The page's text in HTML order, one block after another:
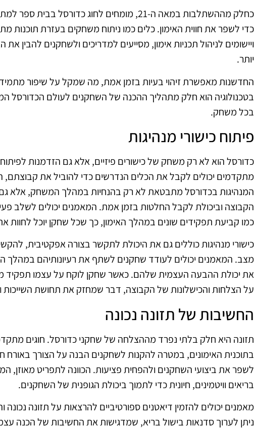
כחלק מההשתלבות במאה ה-21, מומחים לחוג כדורסל
כדי לשפר את חווית האימון. כלים כמו ניתוח משחקים בעזרת תוכנות
ויישומים לניהול תכניות אימון, מסייעים למדריכים ולשחקנים להבין
יותר.
החדשנות מאפשרת זיהוי בעיות בזמן אמת, מה שמקל על שיפור
בטכנולוגיה הוא חלק מתהליך ההכנה של השחקנים לעולם הכדורסל
בכל משחק.
פיתוח כישורי מנהיגות
כדורסל הוא לא רק משחק של כישורים פיזיים, אלא גם הזדמנות לפיתוח
מתקדמים יכולים לקבל את הכלים הנדרשים כדי להוביל את קבוצתם,
המנהיגות בכדורסל מתבטאת לא רק בהנחיות במהלך המשחק, אלא
הקבוצה וביכולת לקבל החלטות בזמן אמת. המאמנים יכולים לשלב
כמו קביעת תפקידים שונים במהלך האימון, כך שכל שחקן יוכל לחוות
כישורי מנהיגות כוללים גם את היכולת לתקשר בצורה אפקטיבית,
מצב. המאמנים יכולים לעודד שחקנים לשתף את רעיונותיהם במהלך
את יכולת ההבעה העצמית שלהם. כאשר שחקן לוקח על עצמו תפקיד
על הצלחות והכישלונות של הקבוצה, דבר שמחזק את תחושת השייכות
החשיבות של תזונה נכונה
תזונה היא חלק בלתי נפרד מההצלחה של שחקני כדורסל. חוגים
בתוכנית האימונים, במטרה להקנות לשחקנים הבנה על הצורך באורח
לשפר את ביצועי השחקנים ולהפחית פציעות. הכוונה לתפריט מאוזן,
בריאים וויטמינים, חיונית כדי לתמוך ביכולת הגופנית של השחקנים.
מאמנים יכולים להזמין דיאטנים ספורטיביים להרצאות על תזונה
ניתן לערוך סדנאות בישול בריא, שמדגישות את החשיבות של הכנה